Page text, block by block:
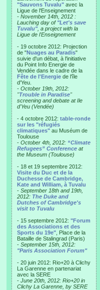
"Sauvons Tuvalu" avec la
Ligue de l'Enseignement
- November 14th, 2012 :
Lauching day of "Let's save
Tuvalu", a project with la
Ligue de l'Enseignement
- 19 octobre 2012: Projection
de "Nuages au Paradis"
suivie d'un débat, à l'initiative
du Point Info Energie de
Vendée dans le cadre de la
Fête de l'Energie de l'île
d'Yeu.
- October 19th, 2012:
"Trouble in Paradise"
screening and debate at Ile
d'Yeu (Vendée)
- 4 octobre 2012: table-ronde
sur les "réfugiés
climatiques" au Muséum de
Toulouse
- October 4th, 2012: “Climate
Refugees” Conference at
the Museum (Toulouse)
- 18 et 19 septembre 2012:
Visite du Duc et de la
Duchesse de Cambridge,
Kate and William, à Tuvalu
- September 18th and 19th,
2012: The Duke and
Dutches of Cambridge's
visit to Tuvalu
- 15 septembre 2012: "Forum
des Associations et des
Sports du 19e" , Place de la
Bataille de Stalingrad (Paris)
- September 15th, 2012:
"Paris Association Forum"
- 20 juin 2012: Rio+20 à Clichy
La Garenne en partenariat
avec la SERE
- June 20th, 2012: Rio+20 in
Clichy La Garenne, by SERE